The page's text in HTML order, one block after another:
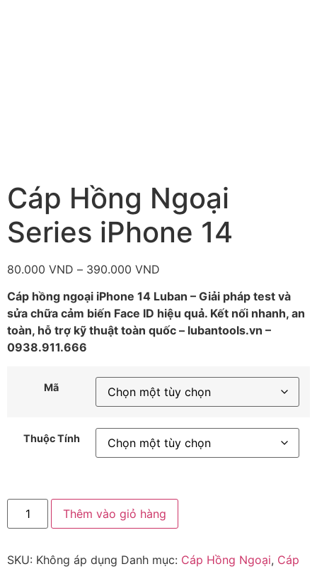
Cáp Hồng Ngoại
Series iPhone 14
80.000 VND – 390.000 VND
Cáp hồng ngoại iPhone 14 Luban – Giải pháp test và
sửa chữa cảm biến Face ID hiệu quả. Kết nối nhanh, an
toàn, hỗ trợ kỹ thuật toàn quốc – lubantools.vn –
0938.911.666
Mã
Thuộc Tính
Thêm vào giỏ hàng
SKU: Không áp dụng Danh mục: Cáp Hồng Ngoại, Cáp